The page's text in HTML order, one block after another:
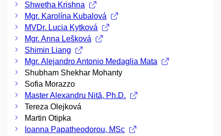
Shwetha Krishna
Mgr. Karolína Kubalová
MVDr. Lucia Kytková
Mgr. Anna Lešková
Shimin Liang
Mgr. Alejandro Antonio Medaglia Mata
Shubham Shekhar Mohanty
Sofia Morazzo
Master Alexandru Nită, Ph.D.
Tereza Olejková
Martin Otipka
Ioanna Papatheodorou, MSc